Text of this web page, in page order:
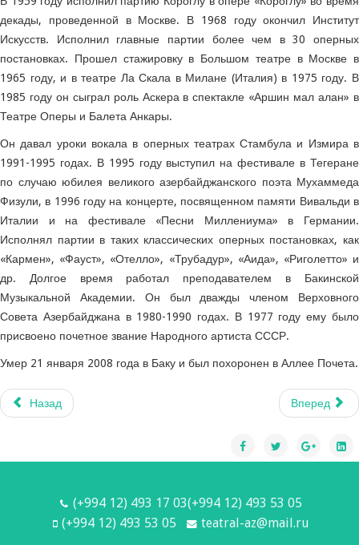
декады, проведенной в Москве. В 1968 году окончил Институт
Искусств. Исполнил главные партии более чем в 30 оперных
постановках. Прошел стажировку в Большом театре в Москве в
1965 году, и в театре Ла Скала в Милане (Италия) в 1975 году. В
1985 году он сыграл роль Аскера в спектакле «Аршин мал алан» в
Театре Оперы и Балета Анкары.
Он давал уроки вокала в оперных театрах Стамбула и Измира в
1991-1995 годах. В 1995 году выступил на фестивале в Тегеране
по случаю юбилея великого азербайджанского поэта Мухаммеда
Физули, в 1996 году на концерте, посвященном памяти Вивальди в
Италии и на фестивале «Песни Миллениума» в Германии.
Исполнял партии в таких классических оперных постановках, как
«Кармен», «Фауст», «Отелло», «Трубадур», «Аида», «Риголетто» и
др. Долгое время работал преподавателем в Бакинской
Музыкальной Академии. Он был дважды членом Верховного
Совета Азербайджана в 1980-1990 годах. В 1977 году ему было
присвоено почетное звание Народного артиста СССР.
Умер 21 января 2008 года в Баку и был похоронен в Аллее Почета.
Назад Вперед
(+994 12) 493 17 03(+994 12) 493 53 05
(+994 12) 493 53 05
teatral-az@mail.ru